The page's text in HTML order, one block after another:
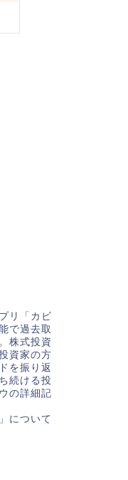
リ「カビ
で過去取
株式投資
資家の方
を振り返
続ける投
の詳細記
について